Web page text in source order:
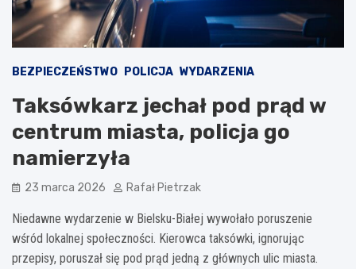
BEZPIECZEŃSTWO POLICJA WYDARZENIA
Taksówkarz jechał pod prąd w
centrum miasta, policja go
namierzyła
23 marca 2026 Rafał Pietrzak
Niedawne wydarzenie w Bielsku-Białej wywołało poruszenie
wśród lokalnej społeczności. Kierowca taksówki, ignorując
przepisy, poruszał się pod prąd jedną z głównych ulic miasta.